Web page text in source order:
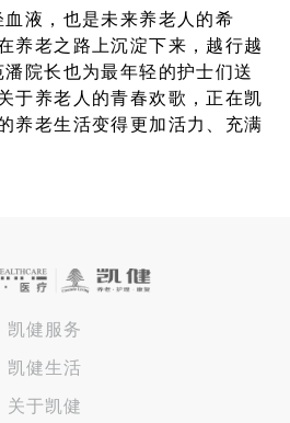
液，也是未来养老人的希
养老之路上沉淀下来，越行越
院长也为最年轻的护士们送
于养老人的青春欢歌，正在凯
养老生活变得更加活力、充满
凯健服务
凯健生活
关于凯健